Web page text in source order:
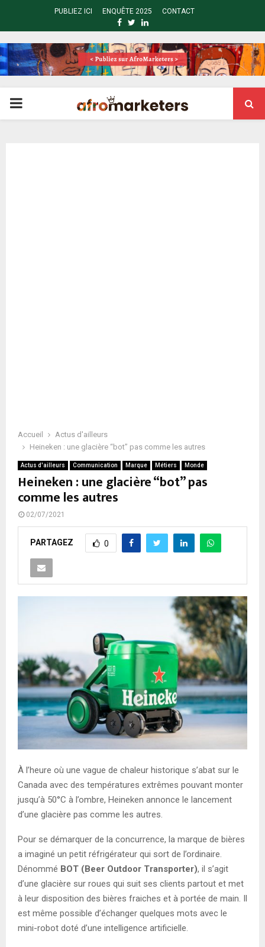
PUBLIEZ ICI ENQUÊTE 2025 CONTACT
FACEBOOK
TWITTER
LINKEDIN
PRIMARY
Accueil
Actus d'ailleurs
Heineken : une glacière “bot” pas comme les autres
Actus d'ailleurs Communication Marque Métiers Monde
Heineken : une glacière “bot” pas
comme les autres
02/07/2021
PARTAGEZ 0
À l’heure où une vague de chaleur historique s’abat sur le
Canada avec des températures extrêmes pouvant monter
jusqu’à 50°C à l’ombre, Heineken annonce le lancement
d’une glacière pas comme les autres.
Pour se démarquer de la concurrence, la marque de bières
a imaginé un petit réfrigérateur qui sort de l’ordinaire.
Dénommé BOT (Beer Outdoor Transporter), il s’agit
d’une glacière sur roues qui suit ses clients partout et met
à leur disposition des bières fraiches et à portée de main. Il
est même possible d’échanger quelques mots avec le
mini-robot doté d’une intelligence artificielle.